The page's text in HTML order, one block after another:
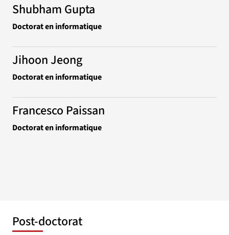
Shubham Gupta
Doctorat en informatique
Jihoon Jeong
Doctorat en informatique
Francesco Paissan
Doctorat en informatique
Post-doctorat